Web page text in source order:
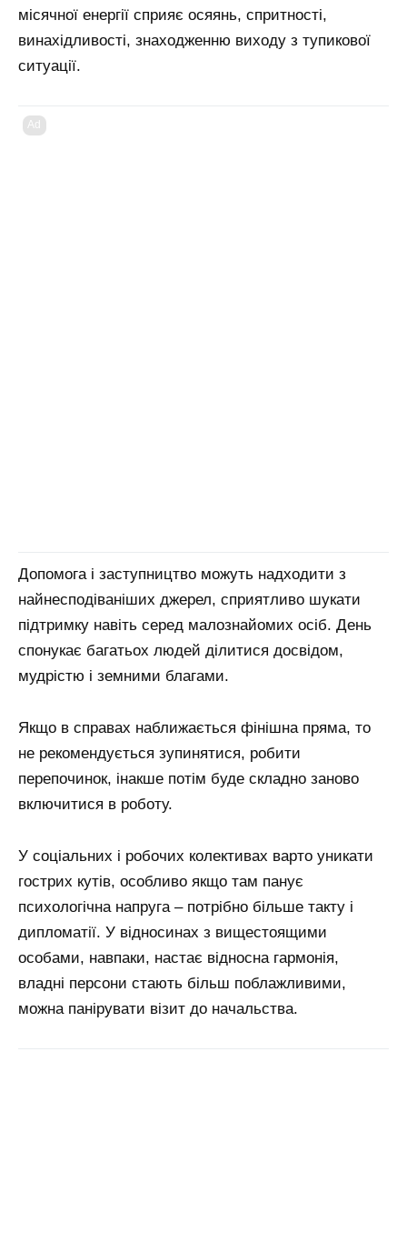
місячної енергії сприяє осяянь, спритності,
винахідливості, знаходженню виходу з тупикової
ситуації.
Ad
Допомога і заступництво можуть надходити з
найнесподіваніших джерел, сприятливо шукати
підтримку навіть серед малознайомих осіб. День
спонукає багатьох людей ділитися досвідом,
мудрістю і земними благами.
Якщо в справах наближається фінішна пряма, то
не рекомендується зупинятися, робити
перепочинок, інакше потім буде складно заново
включитися в роботу.
У соціальних і робочих колективах варто уникати
гострих кутів, особливо якщо там панує
психологічна напруга – потрібно більше такту і
дипломатії. У відносинах з вищестоящими
особами, навпаки, настає відносна гармонія,
владні персони стають більш поблажливими,
можна панірувати візит до начальства.